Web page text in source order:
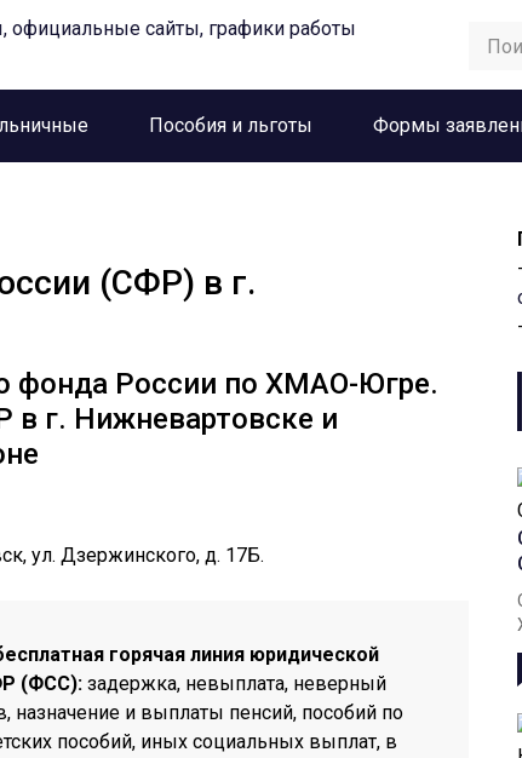
Пособия и льготы Формы
(СФР) в г.
фонда России по ХМАО-Югре.
в г. Нижневартовске и
ул. Дзержинского, д. 17Б.
горячая линия юридической
(ФСС): задержка, невыплата, неверный
назначение и выплаты пенсий, пособий по
пособий, иных социальных выплат, в
-
-